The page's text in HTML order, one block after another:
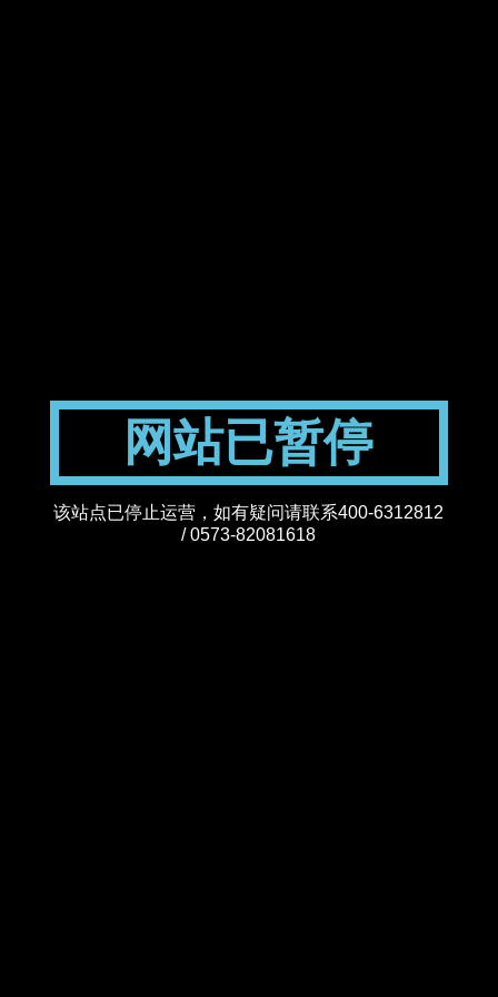
网站已暂停
该站点已停止运营，如有疑问请联系400-6312812
/ 0573-82081618